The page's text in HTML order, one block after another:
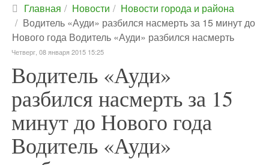
Главная Новости
Новости города и района
Водитель «Ауди» разбился насмерть за 15 минут до
Нового года Водитель «Ауди» разбился насмерть
Четверг, 08 января 2015 15:25
Водитель «Ауди»
разбился насмерть за 15
минут до Нового года
Водитель «Ауди»